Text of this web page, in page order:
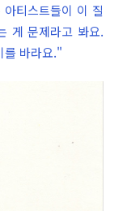
티스트들이 이 질
게 문제라고 봐요.
를 바라요."